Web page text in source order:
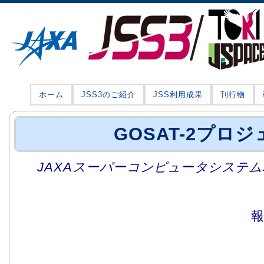
ホーム JSS3のご紹介 JSS利用成果 刊行物
GOSAT-2プロジ
JAXAスーパーコンピュータシステ